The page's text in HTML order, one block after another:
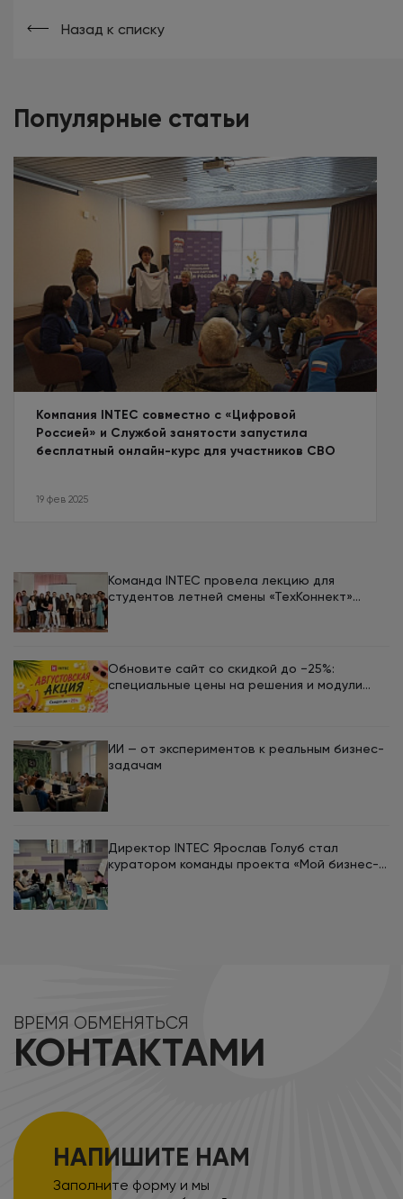
Назад к списку
Популярные статьи
Компания INTEC совместно с «Цифровой
Россией» и Службой занятости запустила
бесплатный онлайн-курс для участников СВО
19 фев 2025
Команда INTEC провела лекцию для
студентов летней смены «ТехКоннект»
Обновите сайт со скидкой до −25%:
специальные цены на решения и модули
INTEC в августе
ИИ — от экспериментов к реальным бизнес-
задачам
Директор INTEC Ярослав Голуб стал
куратором команды проекта «Мой бизнес-
кемп 2026»
ВРЕМЯ ОБМЕНЯТЬСЯ
КОНТАКТАМИ
НАПИШИТЕ НАМ
Заполните форму и мы